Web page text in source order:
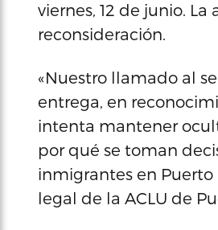
viernes, 12 de junio.
reconsideración.
«Nuestro llamado al
entrega, en
intenta mantener
por qué se toman
inmigrantes en Puerto
legal de la ACLU de